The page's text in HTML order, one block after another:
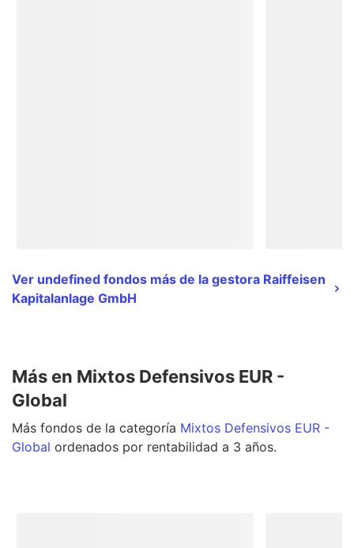
Ver undefined fondos más de la gestora Raiffeisen
Kapitalanlage GmbH
Más en Mixtos Defensivos EUR -
Global
Más fondos de la categoría Mixtos Defensivos EUR -
Global ordenados por rentabilidad a 3 años.